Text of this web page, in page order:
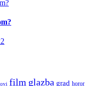
film glazba grad horor